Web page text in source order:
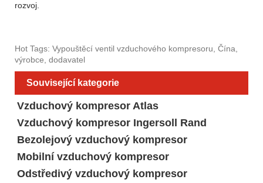
rozvoj.
Hot Tags: Vypouštěcí ventil vzduchového kompresoru, Čína,
výrobce, dodavatel
Související kategorie
Vzduchový kompresor Atlas
Vzduchový kompresor Ingersoll Rand
Bezolejový vzduchový kompresor
Mobilní vzduchový kompresor
Odstředivý vzduchový kompresor